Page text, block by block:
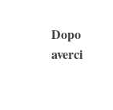
Dopo
averci